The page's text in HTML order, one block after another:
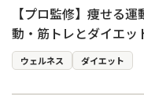
【プロ監修】痩せる
動・筋トレとダイエッ
ウェルネス ダイエット